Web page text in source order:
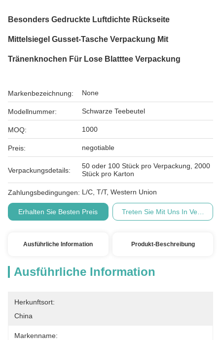
Besonders Gedruckte Luftdichte Rückseite
Mittelsiegel Gusset-Tasche Verpackung Mit
Tränenknochen Für Lose Blatttee Verpackung
Markenbezeichnung: None
Modellnummer: Schwarze Teebeutel
MOQ: 1000
Preis: negotiable
Verpackungsdetails:
50 oder 100 Stück pro Verpackung, 2000
Stück pro Karton
Zahlungsbedingungen: L/C, T/T, Western Union
Erhalten Sie Besten Preis Treten Sie Mit Uns In
Ausführliche Information Produkt-Beschreibung
Ausführliche Information
Herkunftsort:
China
Markenname: